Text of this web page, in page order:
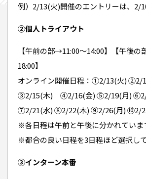
例）2/13(火)開催のエントリーは、2/
②個人トライアウト
【午前の部→11:00〜14:00】【午後
18:00】
オンライン開催日程：①2/13(火) ②2/
③2/15(木) ④2/16(金) ⑤2/19(月)
⑦2/21(水) ⑧2/22(木) ⑨2/26(月) ⑩2/
※各日程は午前と午後に分かれていま
※都合の良い日程を3日程ほど選択し
③インターン本番